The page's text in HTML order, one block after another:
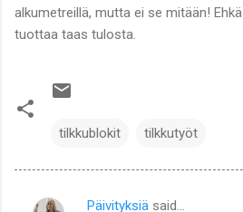
alkumetreillä, mutta ei se mitään!
tuottaa taas tulosta.
tilkkublokit tilkkutyöt
Päivityksiä said…